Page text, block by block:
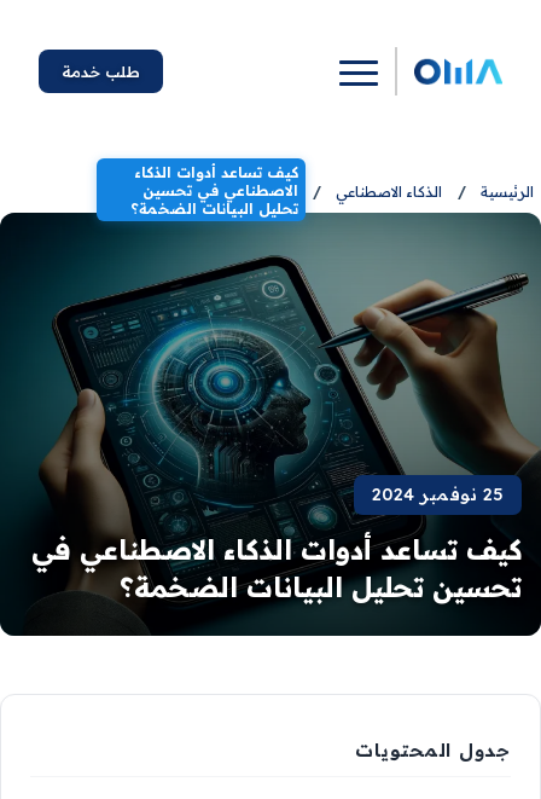
طلب خدمة
الرئيسية / الذكاء الاصطناعي /
كيف تساعد أدوات الذكاء
الاصطناعي في تحسين
تحليل البيانات الضخمة؟
25 نوفمبر 2024
كيف تساعد أدوات الذكاء الاصطناعي في
تحسين تحليل البيانات الضخمة؟
جدول المحتويات